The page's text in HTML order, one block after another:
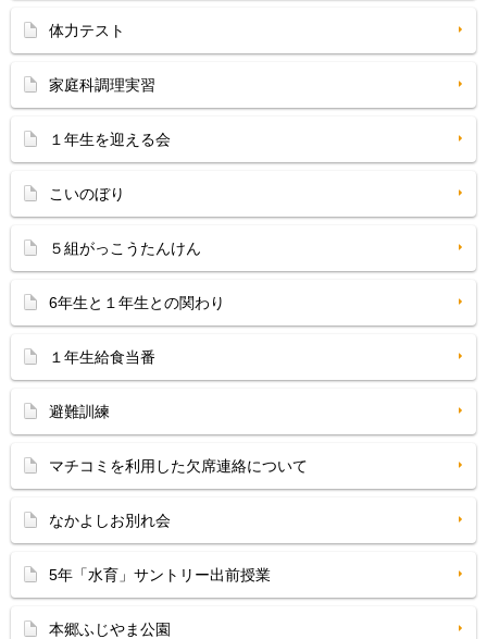
体力テスト
家庭科調理実習
１年生を迎える会
こいのぼり
５組がっこうたんけん
6年生と１年生との関わり
１年生給食当番
避難訓練
マチコミを利用した欠席連絡について
なかよしお別れ会
5年「水育」サントリー出前授業
本郷ふじやま公園